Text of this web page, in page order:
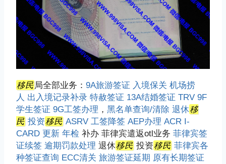
移民 局全部业务： 9A旅游签证 入境保关 机场捞
人
出入境记录补录 特赦签证 13A结婚签证 TRV 9F
学生签证 9G工签办理 黑名单查询/清除 退休移
民 投资移民 ASRV 工签降签 AEP办理 ACR I-
CARD 更新 年检 补办 菲律宾遣返otl业务 菲律宾签
证续签 逾期罚款处理 退休移民 投资移民 菲律宾各
种签证查询 ECC清关 旅游签证延期 原有长期签证